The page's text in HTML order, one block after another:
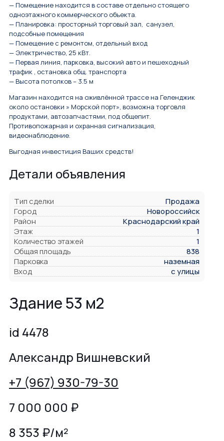
— Помещение находится в составе отдельно стоящего
одноэтажного коммерческого объекта.
— Планировка: просторный торговый зал, санузел,
подсобные помещения
— Помещение с ремонтом, отдельный вход
— Электричество, 25 кВт.
— Первая линия, парковка, высокий авто и пешеходный
трафик , остановка общ. транспорта
— Bыcотa пoтoлков – 3.5 м
Магазин находится на оживлённой трассе на Геленджик
около остановки » Морской порт», возможна торговля
продуктами, автозапчастями, под общепит.
Противопожарная и охранная сигнализация,
видеонаблюдение.
Выгодная инвестиция Ваших средств!
Детали объявления
Тип сделки
Продажа
Город
Новороссийск
Район
Краснодарский край
Этаж
1
Количество этажей
1
Общая площадь
838
Парковка
наземная
Вход
с улицы
Здание 53 м2
id 4478
Александр Вишневский
+7 (967) 930-79-30
7 000 000 ₽
8 353 ₽/м²